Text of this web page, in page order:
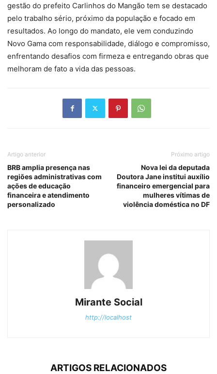
gestão do prefeito Carlinhos do Mangão tem se destacado
pelo trabalho sério, próximo da população e focado em
resultados. Ao longo do mandato, ele vem conduzindo
Novo Gama com responsabilidade, diálogo e compromisso,
enfrentando desafios com firmeza e entregando obras que
melhoram de fato a vida das pessoas.
Artigo anterior
BRB amplia presença nas
regiões administrativas com
ações de educação
financeira e atendimento
personalizado
Próximo artigo
Nova lei da deputada
Doutora Jane institui auxílio
financeiro emergencial para
mulheres vítimas de
violência doméstica no DF
Mirante Social
http://localhost
ARTIGOS RELACIONADOS